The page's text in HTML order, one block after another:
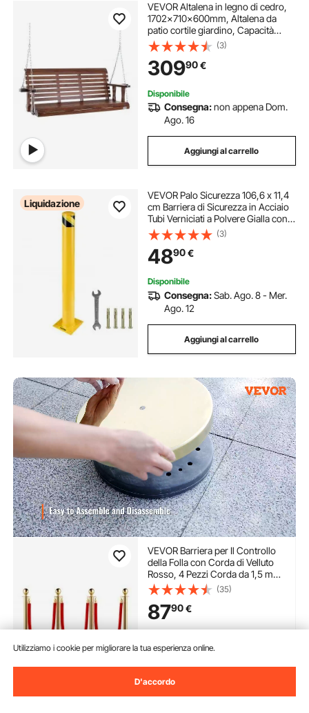
VEVOR Altalena in legno di cedro,
1702x710x600mm, Altalena da
patio cortile giardino, Capacità
carico circa 400 kg, con Panca
sedia a dondolo catene sospese
per uso esterno, marrone
(3)
30990€
Disponibile
Consegna:non appena Dom.
Ago. 16
Aggiungi al carrello
Liquidazione
VEVOR Palo Sicurezza 106,6 x 11,4
cm Barriera di Sicurezza in Acciaio
Tubi Verniciati a Polvere Gialla con 4
Bulloni di Ancoraggio Gratuiti per
Aree Sensibili al Traffico
(3)
4890€
Disponibile
Consegna:Sab. Ago. 8 - Mer.
Ago. 12
Aggiungi al carrello
VEVOR Barriera per Il Controllo
della Folla con Corda di Velluto
Rosso, 4 Pezzi Corda da 1,5 m
Barriere di Controllo della Folla
Tondo Post Palo per Teatri,
Hotel, Casinò, Biglietterie ed
Eventi
(35)
8790€
Consegna:non appena Gio.
Ago. 13
Aggiungi al carrello
Utilizziamo i cookie per migliorare la tua esperienza online.
D'accordo